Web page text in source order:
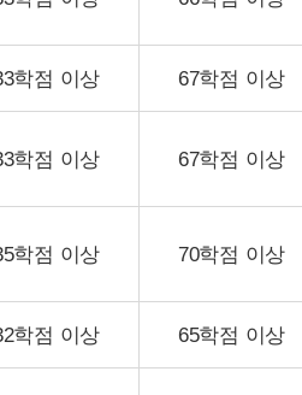
학점 이상 67학점 이상
학점 이상 67학점 이상
학점 이상 70학점 이상
학점 이상 65학점 이상